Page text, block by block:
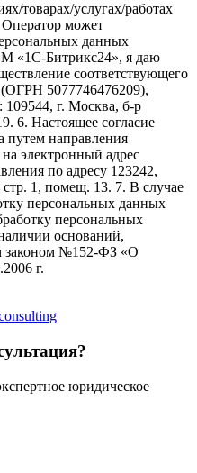
товарах/услугах/работах
Оператор может
данных
«1С-Битрикс24», я даю
соответствующего
5077746476209),
109544, г. Москва, б-р
6. Настоящее согласие
путем направления
электронный адрес
по адресу 123242,
1, помещ. 13. 7. В случае
персональных данных
персональных
оснований,
законом №152-ФЗ «О
г.
юридическое